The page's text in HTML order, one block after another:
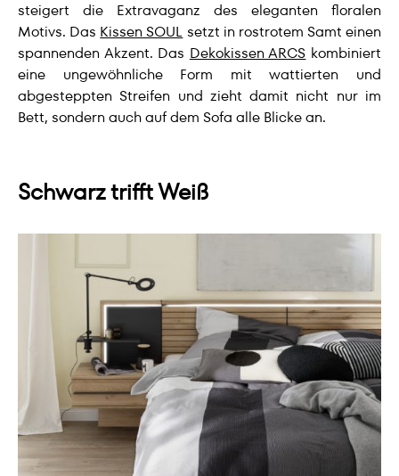
steigert die Extravaganz des eleganten floralen
Motivs. Das Kissen SOUL setzt in rostrotem Samt einen
spannenden Akzent. Das Dekokissen ARCS kombiniert
eine ungewöhnliche Form mit wattierten und
abgesteppten Streifen und zieht damit nicht nur im
Bett, sondern auch auf dem Sofa alle Blicke an.
Schwarz trifft Weiß